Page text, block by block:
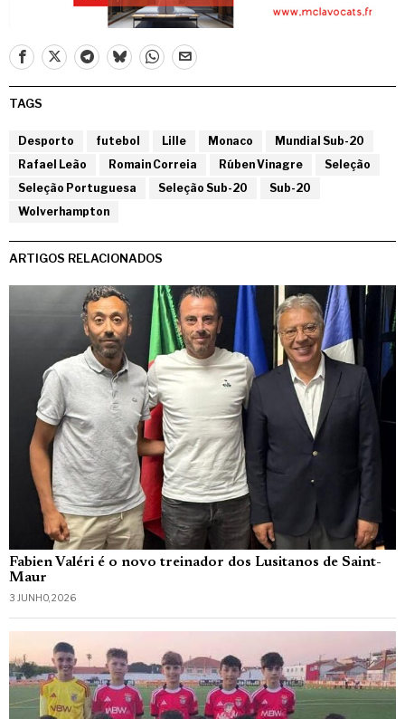
TAGS
Desporto futebol Lille Monaco
Mundial Sub-20
Rafael Leão
Romain Correia Rúben Vinagre
Seleção
Seleção Portuguesa
Seleção Sub-20
Sub-20
Wolverhampton
ARTIGOS RELACIONADOS
Fabien Valéri é o novo treinador dos Lusitanos de Saint-
Maur
3 JUNHO, 2026